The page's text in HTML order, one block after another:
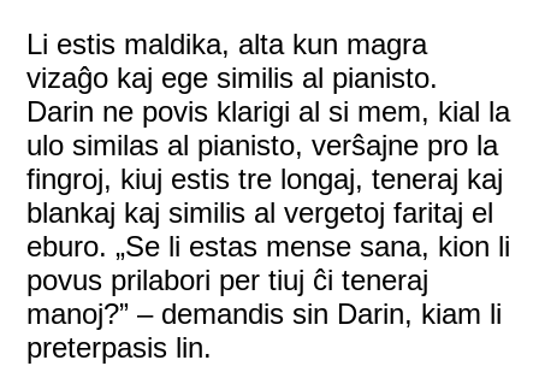
Li estis maldika, alta kun magra
vizaĝo kaj ege similis al pianisto.
Darin ne povis klarigi al si mem, kial la
ulo similas al pianisto, verŝajne pro la
fingroj, kiuj estis tre longaj, teneraj kaj
blankaj kaj similis al vergetoj faritaj el
eburo. „Se li estas mense sana, kion li
povus prilabori per tiuj ĉi teneraj
manoj?” – demandis sin Darin, kiam li
preterpasis lin.